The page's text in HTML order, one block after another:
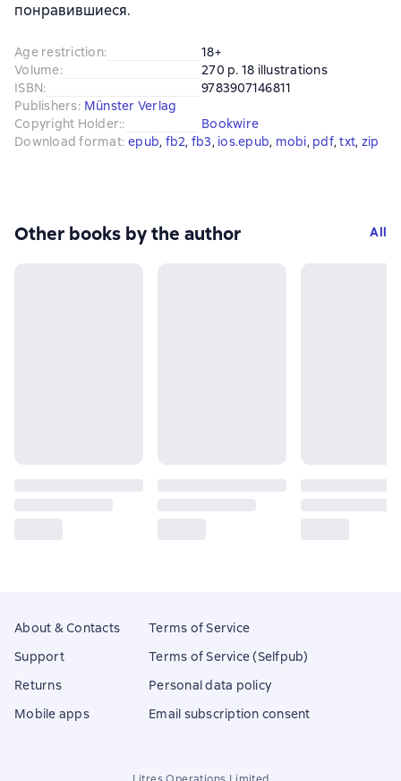
понравившиеся.
Age restriction:
18+
Volume:
270 p. 18 illustrations
ISBN:
9783907146811
Publishers: Münster Verlag
Copyright Holder::
Bookwire
Download format: epub, fb2, fb3, ios.epub, mobi, pdf, txt, zip
Other books by the author All
About & Contacts
Support
Returns
Mobile apps
Terms of Service
Terms of Service (Selfpub)
Personal data policy
Email subscription consent